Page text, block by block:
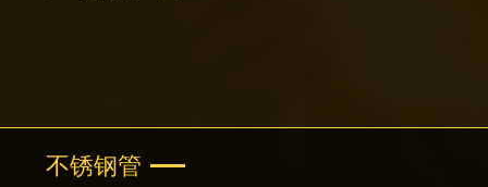
不锈钢管